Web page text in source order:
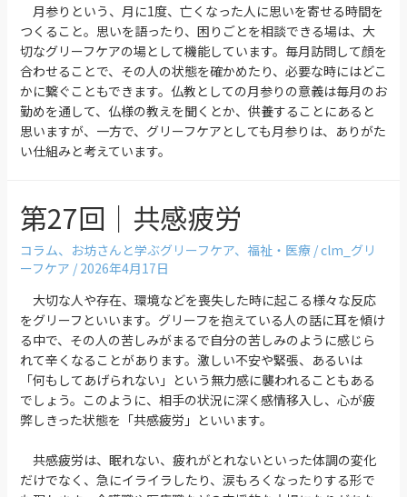
月参りという、月に1度、亡くなった人に思いを寄せる時間を
つくること。思いを語ったり、困りごとを相談できる場は、大
切なグリーフケアの場として機能しています。毎月訪問して顔を
合わせることで、その人の状態を確かめたり、必要な時にはどこ
かに繋ぐこともできます。仏教としての月参りの意義は毎月のお
勤めを通して、仏様の教えを聞くとか、供養することにあると
思いますが、一方で、グリーフケアとしても月参りは、ありがた
い仕組みと考えています。
第27回｜共感疲労
コラム、 お坊さんと学ぶグリーフケア、 福祉・医療/clm_グリ
ーフケア / 2026年4月17日
大切な人や存在、環境などを喪失した時に起こる様々な反応
をグリーフといいます。グリーフを抱えている人の話に耳を傾け
る中で、その人の苦しみがまるで自分の苦しみのように感じら
れて辛くなることがあります。激しい不安や緊張、あるいは
「何もしてあげられない」という無力感に襲われることもある
でしょう。このように、相手の状況に深く感情移入し、心が疲
弊しきった状態を「共感疲労」といいます。
共感疲労は、眠れない、疲れがとれないといった体調の変化
だけでなく、急にイライラしたり、涙もろくなったりする形で